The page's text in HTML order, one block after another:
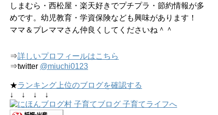
しまむら・西松屋・楽天好きでプチプラ・節約情報が多
めです。幼児教育・学資保険なども興味があります！
ママ＆プレママさん仲良くしてくださいね＾＾
⇒詳しいプロフィールはこちら
⇒twitter @miuchi0123
★ランキング上位のブログを確認する
↓ ↓ ↓ ↓